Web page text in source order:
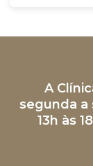
A
segunda a
13h às